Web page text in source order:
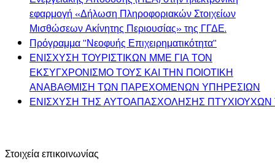
εφαρμογή «Δήλωση Πληροφοριακών Στοιχείων
Μισθώσεων Ακίνητης Περιουσίας» της ΓΓΔΕ.
Πρόγραμμα "Νεοφυής Επιχειρηματικότητα"
ΕΝΙΣΧΥΣΗ ΤΟΥΡΙΣΤΙΚΩΝ ΜΜΕ ΓΙΑ ΤΟΝ
ΕΚΣΥΓΧΡΟΝΙΣΜΟ ΤΟΥΣ ΚΑΙ ΤΗΝ ΠΟΙΟΤΙΚΗ
ΑΝΑΒΑΘΜΙΣΗ ΤΩΝ ΠΑΡΕΧΟΜΕΝΩΝ ΥΠΗΡΕΣΙΩΝ
ΕΝΙΣΧΥΣΗ ΤΗΣ ΑΥΤΟΑΠΑΣΧΟΛΗΣΗΣ ΠΤΥΧΙΟΥΧΩΝ
Στοιχεία επικοινωνίας